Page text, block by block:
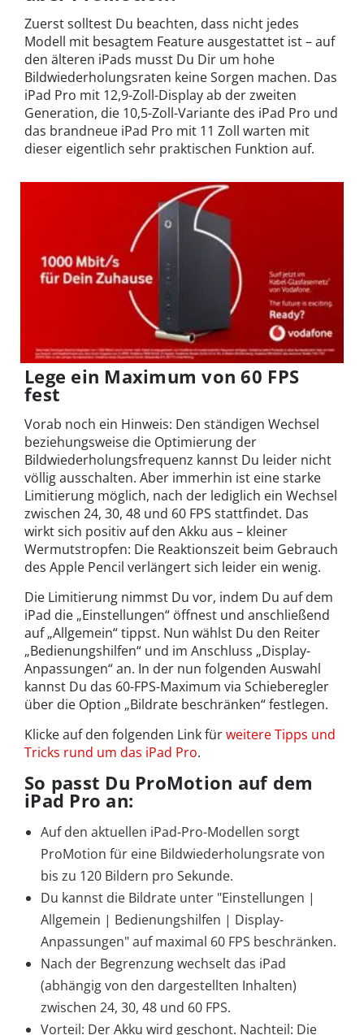
Zuerst solltest Du beachten, dass nicht jedes
Modell mit besagtem Feature ausgestattet ist – auf
den älteren iPads musst Du Dir um hohe
Bildwiederholungsraten keine Sorgen machen. Das
iPad Pro mit 12,9-Zoll-Display ab der zweiten
Generation, die 10,5-Zoll-Variante des iPad Pro und
das brandneue iPad Pro mit 11 Zoll warten mit
dieser eigentlich sehr praktischen Funktion auf.
Lege ein Maximum von 60 FPS
fest
Vorab noch ein Hinweis: Den ständigen Wechsel
beziehungsweise die Optimierung der
Bildwiederholungsfrequenz kannst Du leider nicht
völlig ausschalten. Aber immerhin ist eine starke
Limitierung möglich, nach der lediglich ein Wechsel
zwischen 24, 30, 48 und 60 FPS stattfindet. Das
wirkt sich positiv auf den Akku aus – kleiner
Wermutstropfen: Die Reaktionszeit beim Gebrauch
des Apple Pencil verlängert sich leider ein wenig.
Die Limitierung nimmst Du vor, indem Du auf dem
iPad die „Einstellungen“ öffnest und anschließend
auf „Allgemein“ tippst. Nun wählst Du den Reiter
„Bedienungshilfen“ und im Anschluss „Display-
Anpassungen“ an. In der nun folgenden Auswahl
kannst Du das 60-FPS-Maximum via Schieberegler
über die Option „Bildrate beschränken“ festlegen.
Klicke auf den folgenden Link fürweitere Tipps und
Tricks rund um das iPad Pro.
So passt Du ProMotion auf dem
iPad Pro an:
Auf den aktuellen iPad-Pro-Modellen sorgt
ProMotion für eine Bildwiederholungsrate von
bis zu 120 Bildern pro Sekunde.
Du kannst die Bildrate unter "Einstellungen |
Allgemein | Bedienungshilfen | Display-
Anpassungen" auf maximal 60 FPS beschränken.
Nach der Begrenzung wechselt das iPad
(abhängig von den dargestellten Inhalten)
zwischen 24, 30, 48 und 60 FPS.
Vorteil: Der Akku wird geschont. Nachteil: Die